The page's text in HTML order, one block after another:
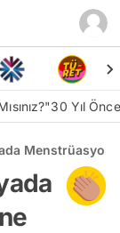
30 Yıl
Menstrüasyon